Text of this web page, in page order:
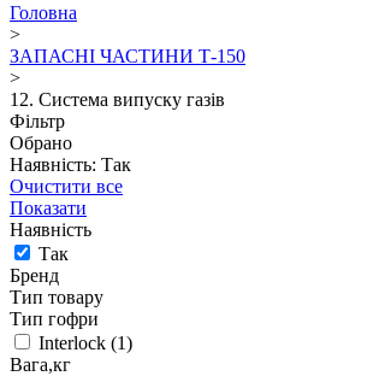
Головна
>
ЗАПАСНІ ЧАСТИНИ Т-150
>
12. Система випуску газів
Фільтр
Обрано
Наявність: Так
Очистити все
Показати
Наявність
Так
Бренд
Тип товару
Тип гофри
Interlock (1)
Вага,кг